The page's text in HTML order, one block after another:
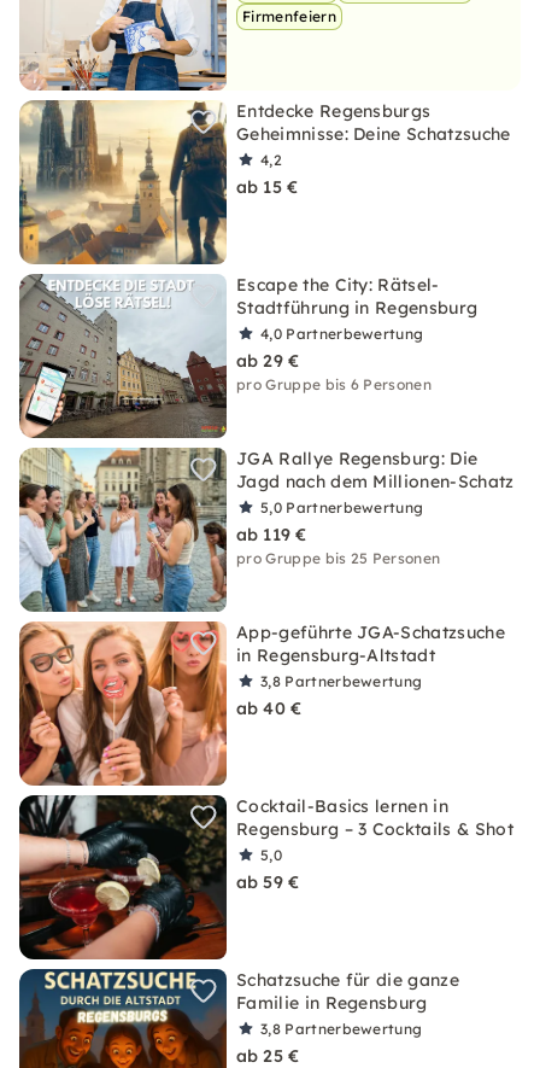
Firmenfeiern
Entdecke Regensburgs
Geheimnisse: Deine Schatzsuche
4,2
ab 15 €
Escape the City: Rätsel-
Stadtführung in Regensburg
4,0 Partnerbewertung
ab 29 €
pro Gruppe bis 6 Personen
JGA Rallye Regensburg: Die
Jagd nach dem Millionen-Schatz
5,0 Partnerbewertung
ab 119 €
pro Gruppe bis 25 Personen
App-geführte JGA-Schatzsuche
in Regensburg-Altstadt
3,8 Partnerbewertung
ab 40 €
Cocktail-Basics lernen in
Regensburg – 3 Cocktails & Shot
5,0
ab 59 €
Schatzsuche für die ganze
Familie in Regensburg
3,8 Partnerbewertung
ab 25 €